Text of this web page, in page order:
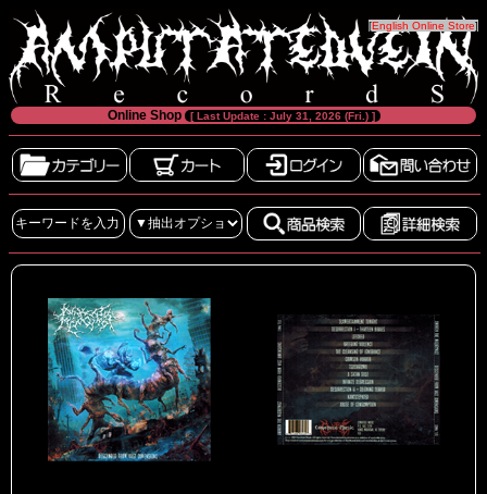
[English Online Store]
Online Shop [ Last Update : July 31, 2026 (Fri.) ]